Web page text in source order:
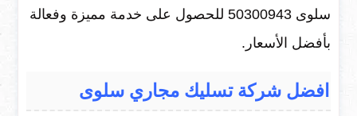
سلوى 50300943 للحصول على خدمة مميزة وفعالة
بأفضل الأسعار.
افضل شركة تسليك مجاري سلوى